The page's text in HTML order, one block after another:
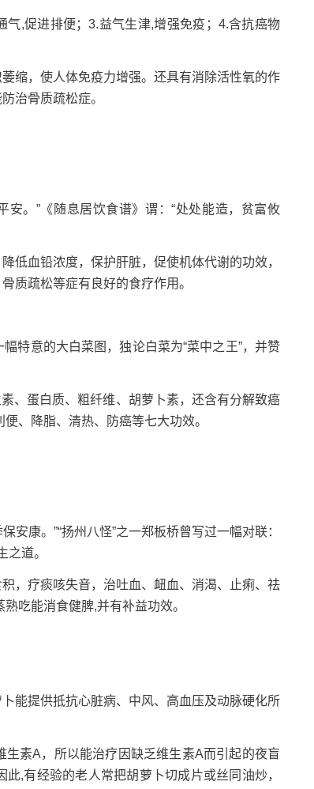
,促进排便；3.益气生津,增强免疫；4.含抗癌物
缩，使人体免疫力增强。还具有消除活性氧的作
治骨质疏松症。
。”《随息居饮食谱》谓：“处处能造，贫富攸
低血铅浓度，保护肝脏，促使机体代谢的功效，
质疏松等症有良好的食疗作用。
特意的大白菜图，独论白菜为“菜中之王”，并赞
、蛋白质、粗纤维、胡萝卜素，还含有分解致癌
、降脂、清热、防癌等七大功效。
安康。”“扬州八怪”之一郑板桥曾写过一幅对联：
之道。
，疗痰咳失音，治吐血、衄血、消渴、止痢、祛
吃能消食健脾,并有补益功效。
能提供抵抗心脏病、中风、高血压及动脉硬化所
素A，所以能治疗因缺乏维生素A而引起的夜盲
,有经验的老人常把胡萝卜切成片或丝同油炒，